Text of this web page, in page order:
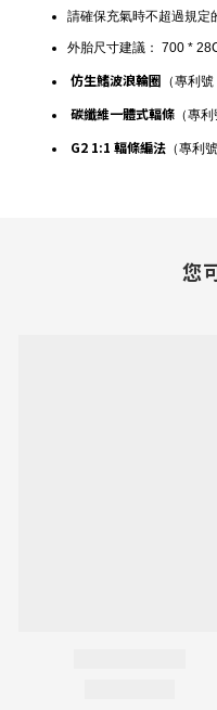
請確保充氣時不超過規定
外胎尺寸建議： 700 *
仿生鰭波浪輪圈 （專利號
碳纖維一體式輻條 （專利
G2 1:1 輻條編法 （專利
您